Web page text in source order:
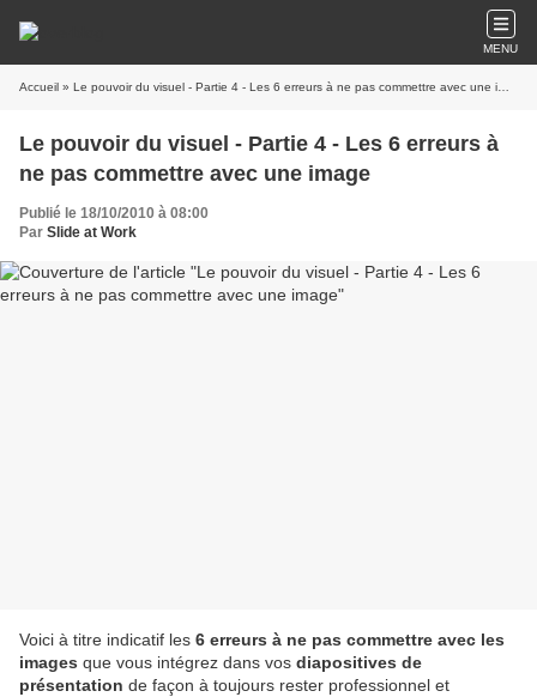
MENU
Accueil » Le pouvoir du visuel - Partie 4 - Les 6 erreurs à ne pas commettre avec une image
Le pouvoir du visuel - Partie 4 - Les 6 erreurs à
ne pas commettre avec une image
Publié le 18/10/2010 à 08:00
Par Slide at Work
Voici à titre indicatif les 6 erreurs à ne pas commettre avec les
images que vous intégrez dans vos diapositives de
présentation de façon à toujours rester professionnel et